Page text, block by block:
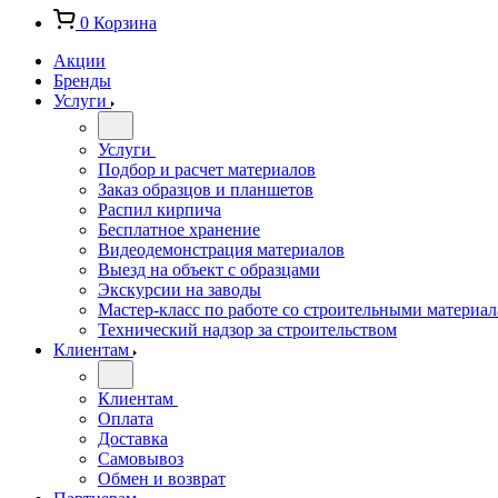
0 Корзина
Акции
Бренды
Услуги
Услуги
Подбор и расчет материалов
Заказ образцов и планшетов
Распил кирпича
Бесплатное хранение
Видеодемонстрация материалов
Выезд на объект с образцами
Экскурсии на заводы
Мастер-класс по работе со строительными
Технический надзор за строительством
Клиентам
Клиентам
Оплата
Доставка
Самовывоз
Обмен и возврат